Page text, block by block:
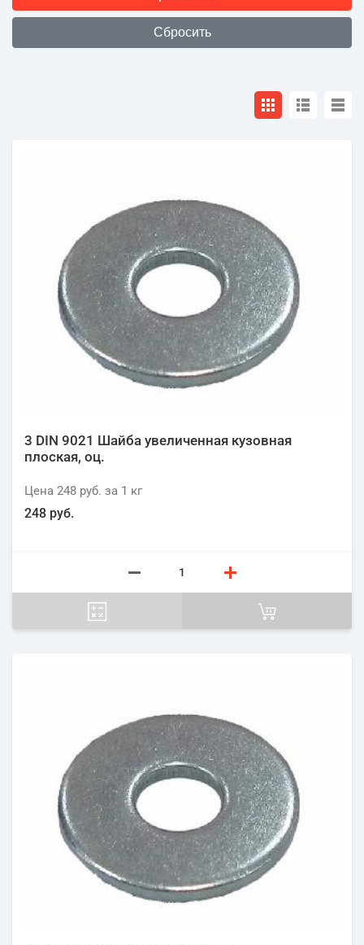
3 DIN 9021 Шайба увеличенная кузовная
плоская, оц.
Цена 248 руб. за 1 кг
248 руб.